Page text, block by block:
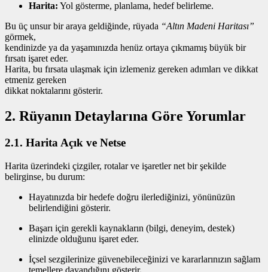
Harita: Yol gösterme, planlama, hedef belirleme.
Bu üç unsur bir araya geldiğinde, rüyada “Altın Madeni Haritası”
görmek,
kendinizde ya da yaşamınızda henüz ortaya çıkmamış büyük bir
fırsatı işaret eder.
Harita, bu fırsata ulaşmak için izlemeniz gereken adımları ve dikkat
etmeniz gereken
dikkat noktalarını gösterir.
2. Rüyanın Detaylarına Göre Yorumlar
2.1. Harita Açık ve Netse
Harita üzerindeki çizgiler, rotalar ve işaretler net bir şekilde
belirginse, bu durum:
Hayatınızda bir hedefe doğru ilerlediğinizi, yönünüzün
belirlendiğini gösterir.
Başarı için gerekli kaynakların (bilgi, deneyim, destek)
elinizde olduğunu işaret eder.
İçsel sezgilerinize güvenebileceğinizi ve kararlarınızın sağlam
temellere dayandığını gösterir.